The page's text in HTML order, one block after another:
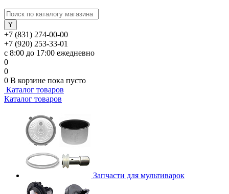
+7 (831) 274-00-00
+7 (920) 253-33-01
с 8:00 до 17:00 ежедневно
0
0
0 В корзине пока пусто
Каталог товаров
Каталог товаров
Запчасти для мультиварок